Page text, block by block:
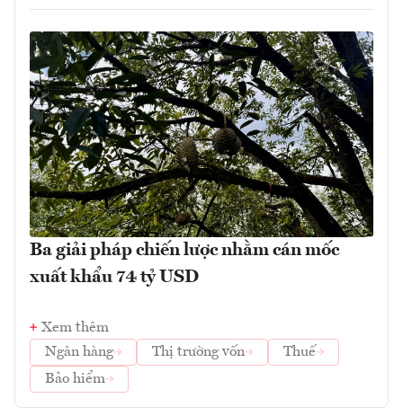
Ba giải pháp chiến lược nhằm cán mốc
xuất khẩu 74 tỷ USD
Xem thêm
Ngân hàng
Thị trường vốn
Thuế
Bảo hiểm